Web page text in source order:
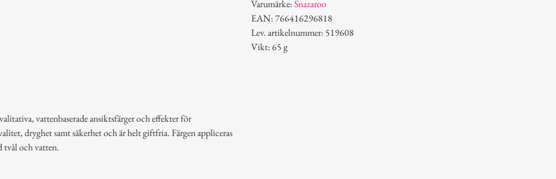
Varumärke:Snazaroo
EAN: 766416296818
Lev. artikelnummer: 519608
Vikt: 65 g
vattenbaserade ansiktsfärger och effekter för
dryghet samt säkerhet och är helt giftfria. Färgen appliceras
tvål och vatten.